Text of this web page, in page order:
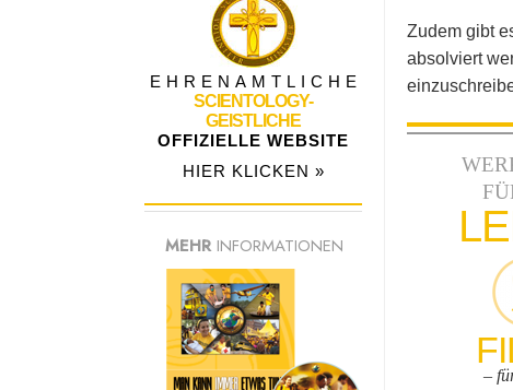
Zudem gibt
absolviert
–
EHRENAMTLICHE
SCIENTOLOGY-
GEISTLICHE
OFFIZIELLE WEBSITE
HIER KLICKEN »
MEHR INFORMATIONEN